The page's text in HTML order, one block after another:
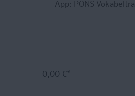
App: PONS
0,00 €*